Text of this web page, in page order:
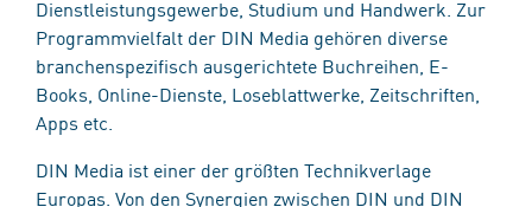
Dienstleistungsgewerbe, Studium und Handwerk. Zur
Programmvielfalt der DIN Media gehören diverse
branchenspezifisch ausgerichtete Buchreihen, E-
Books, Online-Dienste, Loseblattwerke, Zeitschriften,
Apps etc.
DIN Media ist einer der größten Technikverlage
Europas. Von den Synergien zwischen DIN und DIN